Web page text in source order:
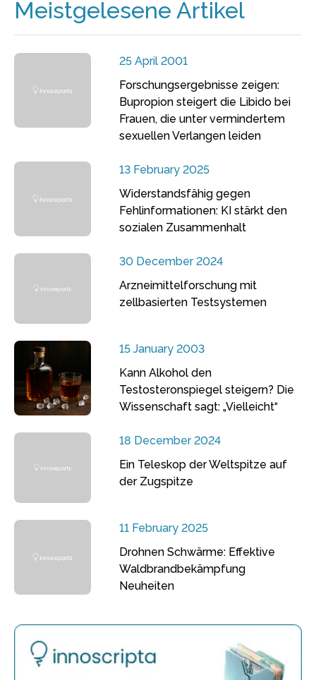
Meistgelesene Artikel
25 April 2001
Forschungsergebnisse zeigen:
Bupropion steigert die Libido bei
Frauen, die unter vermindertem
sexuellen Verlangen leiden
13 February 2025
Widerstandsfähig gegen
Fehlinformationen: KI stärkt den
sozialen Zusammenhalt
30 December 2024
Arzneimittelforschung mit
zellbasierten Testsystemen
15 January 2003
Kann Alkohol den
Testosteronspiegel steigern? Die
Wissenschaft sagt: „Vielleicht“
18 December 2024
Ein Teleskop der Weltspitze auf
der Zugspitze
11 February 2025
Drohnen Schwärme: Effektive
Waldbrandbekämpfung
Neuheiten